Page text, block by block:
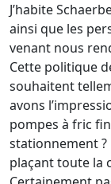
J’habite
ainsi que les
venant nous
Cette politique
souhaitent
avons
pompes à fric
stationnement ?
plaçant toute la